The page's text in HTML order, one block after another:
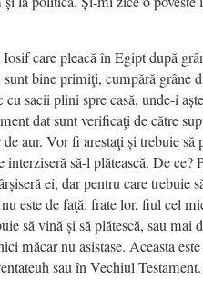
care pleacă în Egipt după
bine primiţi, cumpără grâne
cu sacii plini spre casă, unde-i
dat sunt verificaţi de către
de aur. Vor fi arestaţi și trebuie să
să-l plătească. De ce?
ei, dar pentru care trebuie
este de faţă: frate lor, fiul cel
să vină și să plătescă, sau mai
măcar nu asistase. Aceasta
sau în Vechiul Testament.